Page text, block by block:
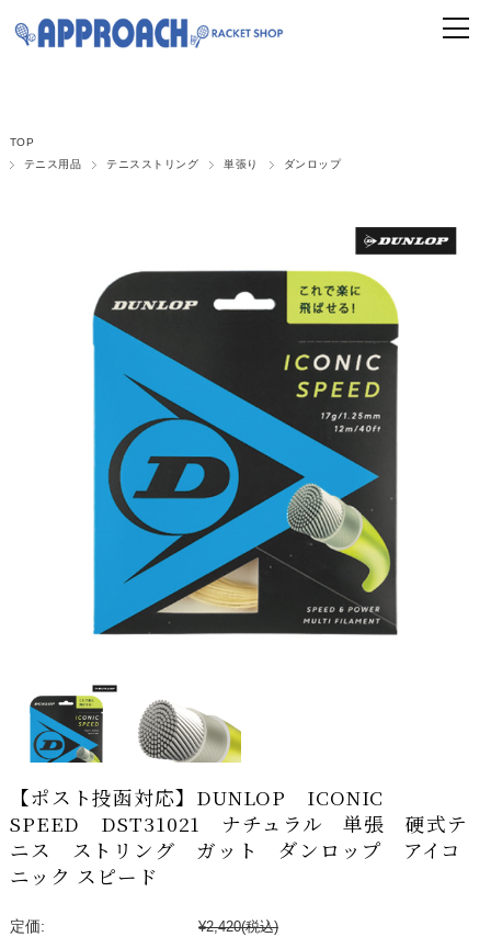
TOP
テニス用品
テニスストリング 単張り ダンロップ
【ポスト投函対応】DUNLOP ICONIC
SPEED DST31021 ナチュラル 単張 硬式テ
ニス ストリング ガット ダンロップ アイコ
ニック スピード
定価: ¥2,420(税込)